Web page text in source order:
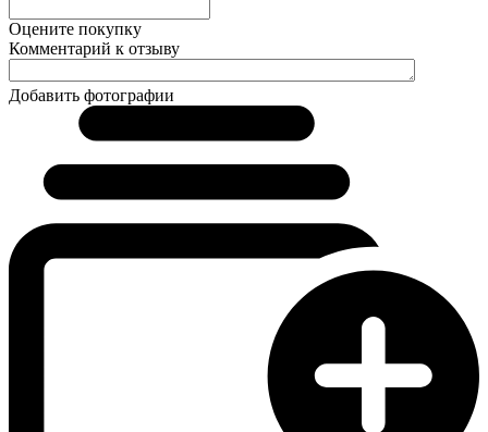
Оцените покупку
Комментарий к отзыву
Добавить фотографии